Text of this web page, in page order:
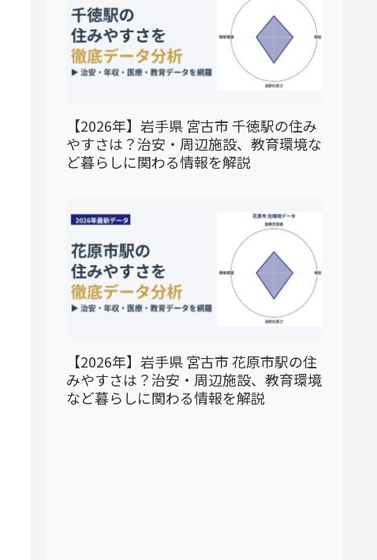
【2026年】岩手県 宮古市 千徳駅の住み
やすさは？治安・周辺施設、教育環境な
ど暮らしに関わる情報を解説
【2026年】岩手県 宮古市 花原市駅の住
みやすさは？治安・周辺施設、教育環境
など暮らしに関わる情報を解説